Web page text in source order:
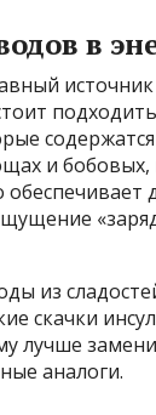
в
источник
и
обеспечивает
из
скачки
лучше
аналоги.